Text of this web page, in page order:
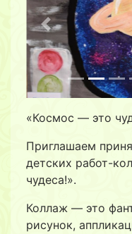
Previous
«Космос — это
Приглашаем
детских работ-
чудеса!».
Коллаж — это
рисунок,